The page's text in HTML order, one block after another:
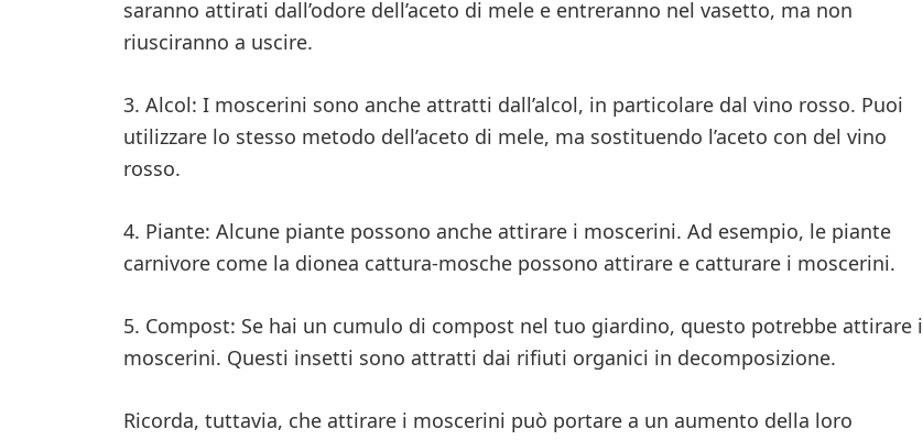
saranno attirati dall’odore dell’aceto di mele e entreranno nel vasetto, ma non
riusciranno a uscire.
3. Alcol: I moscerini sono anche attratti dall’alcol, in particolare dal vino rosso. Puoi
utilizzare lo stesso metodo dell’aceto di mele, ma sostituendo l’aceto con del vino
rosso.
4. Piante: Alcune piante possono anche attirare i moscerini. Ad esempio, le piante
carnivore come la dionea cattura-mosche possono attirare e catturare i moscerini.
5. Compost: Se hai un cumulo di compost nel tuo giardino, questo potrebbe attirare i
moscerini. Questi insetti sono attratti dai rifiuti organici in decomposizione.
Ricorda, tuttavia, che attirare i moscerini può portare a un aumento della loro